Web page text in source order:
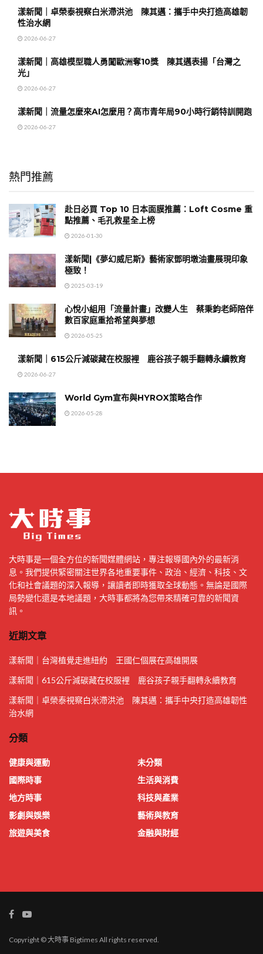
漾新聞｜卓榮泰視察白米滯洪池 陳其邁：攜手中央打造高雄韌
性治水網
2026-06-27
漾新聞｜高雄模型職人勇闖歐洲奪10獎 陳其邁表揚「台灣之
光」
2026-06-27
漾新聞｜流量怎麼來AI怎麼用？高市青年局90小時行銷特訓開跑
2026-06-27
熱門推薦
赴日必買 Top 10 日本面膜推薦：Loft Cosme 重
點推薦、毛孔救星全上榜
2026-01-30
漾新聞|《夢幻威尼斯》藝術家鄧明墩油畫展現印象
極致！
2025-03-19
心悅小組用「流量計畫」改變人生 蔡秉鈞老師陪伴
數百家庭重拾希望與夢想
2026-05-25
漾新聞｜615公斤減碳藏在校服裡 鹿谷孩子親手翻轉永續教育
2026-06-27
World Gym宣布與HYROX策略合作
2026-05-28
大時事是一個全方位的新聞媒體網站，專注報導國內外的最新消
息。我們提供緊密關注世界各地重要事件、政治、經濟、科技、文
化和社會議題的深入報導，讓讀者即時獲取全球動態。無論是國際
局勢變化還是本地議題，大時事都將為您帶來精確可靠的新聞資
訊。
近期文章
漾新聞｜台灣植覺走進紐約 王國仁個展在高雄開展
漾新聞｜615公斤減碳藏在校服裡 鹿谷孩子親手翻轉永續教育
漾新聞｜卓榮泰視察白米滯洪池 陳其邁：攜手中央打造高雄韌性
治水網
分類
健康與運動
國際時事
地方時事
影劇與娛樂
旅遊與美食
未分類
生活與消費
科技與產業
藝術與教育
金融與財經
Copyright © 大時事 Bigtimes All rights reserved.